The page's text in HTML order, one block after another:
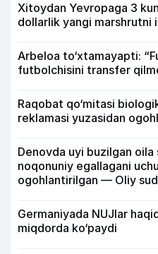
Xitoydan Yevropaga 3
dollarlik yangi marshrutni
Arbeloa to‘xtamayapti:
futbolchisini transfer
Raqobat qo‘mitasi
reklamasi yuzasidan
Denovda uyi buzilgan oila
noqonuniy egallagani
ogohlantirilgan — Oliy sud
Germaniyada NUJlar
miqdorda ko‘paydi